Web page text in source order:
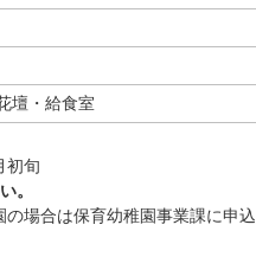
壇・給食室
初旬
。
の場合は保育幼稚園事業課に申込